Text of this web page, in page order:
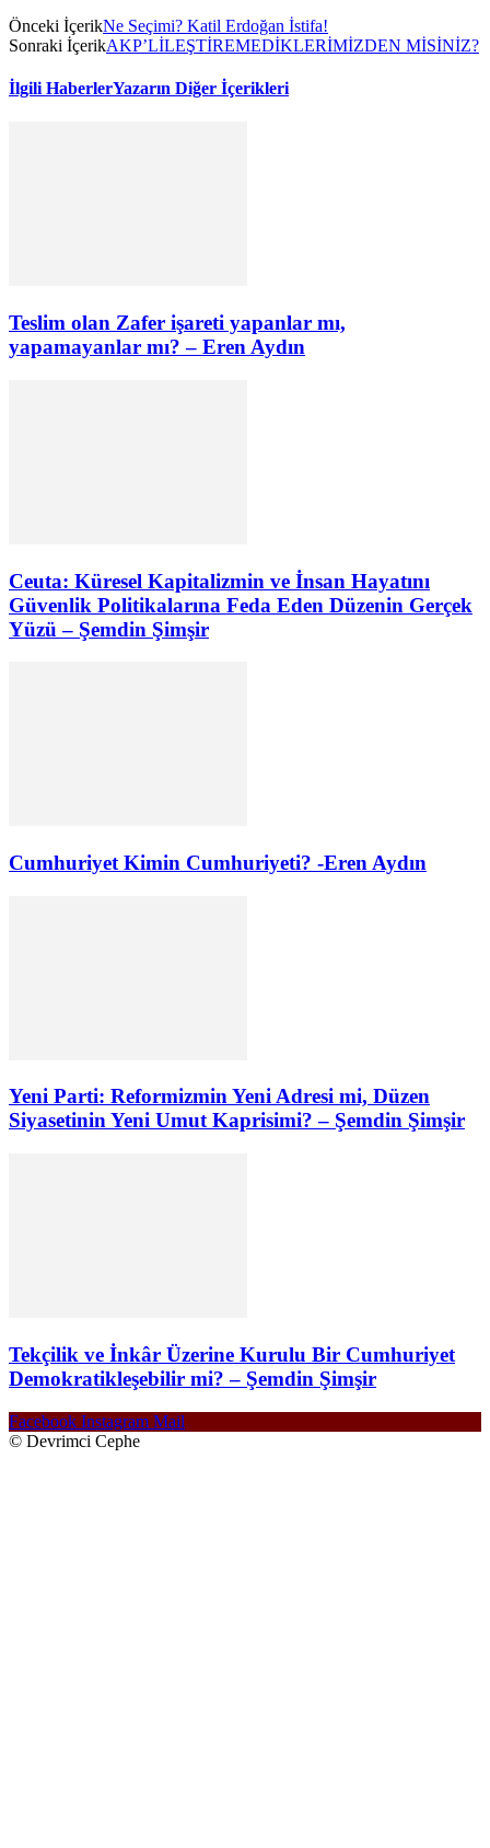
Önceki İçerikNe Seçimi? Katil Erdoğan İstifa!
Sonraki İçerikAKP’LİLEŞTİREMEDİKLERİMİZDEN MİSİNİZ?
İlgili HaberlerYazarın Diğer İçerikleri
Teslim olan Zafer işareti yapanlar mı,
yapamayanlar mı? – Eren Aydın
Ceuta: Küresel Kapitalizmin ve İnsan Hayatını
Güvenlik Politikalarına Feda Eden Düzenin Gerçek
Yüzü – Şemdin Şimşir
Cumhuriyet Kimin Cumhuriyeti? -Eren Aydın
Yeni Parti: Reformizmin Yeni Adresi mi, Düzen
Siyasetinin Yeni Umut Kaprisimi? – Şemdin Şimşir
Tekçilik ve İnkâr Üzerine Kurulu Bir Cumhuriyet
Demokratikleşebilir mi? – Şemdin Şimşir
Facebook Instagram Mail
© Devrimci Cephe